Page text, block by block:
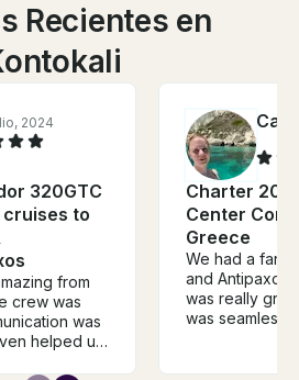
Recientes en
2024
320GTC
to
from
crew was
was
helped us
Charter 20'
Center
Greece
We had a
and
was really
was seamless